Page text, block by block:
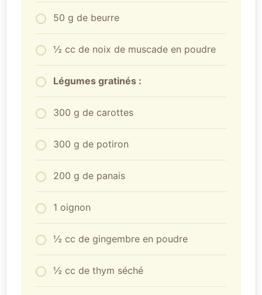
50 g de beurre
½ cc de noix de muscade en poudre
Légumes gratinés :
300 g de carottes
300 g de potiron
200 g de panais
1 oignon
½ cc de gingembre en poudre
½ cc de thym séché